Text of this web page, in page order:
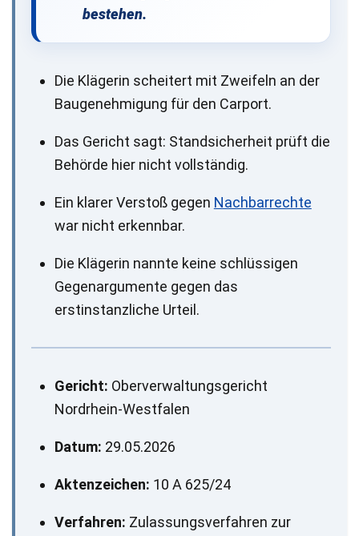
bestehen.
Die Klägerin scheitert mit Zweifeln an der
Baugenehmigung für den Carport.
Das Gericht sagt: Standsicherheit prüft die
Behörde hier nicht vollständig.
Ein klarer Verstoß gegen Nachbarrechte
war nicht erkennbar.
Die Klägerin nannte keine schlüssigen
Gegenargumente gegen das
erstinstanzliche Urteil.
Gericht: Oberverwaltungsgericht
Nordrhein-Westfalen
Datum: 29.05.2026
Aktenzeichen: 10 A 625/24
Verfahren: Zulassungsverfahren zur